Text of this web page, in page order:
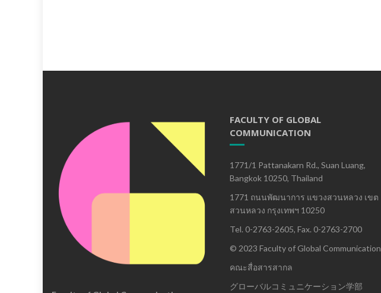
FACULTY OF GLOBAL
COMMUNICATION
1771/1 Pattanakarn Rd., Suan Luang,
Bangkok 10250, Thailand
1771 ถนนพัฒนาการ แขวงสวนหลวง เขต
สวนหลวง กรุงเทพฯ 10250
Tel. 0-2763-2605, Fax. 0-2763-2700
© 2023 Faculty of Global Communication
คณะสื่อสารสากล
グローバルコミュニケーション学部